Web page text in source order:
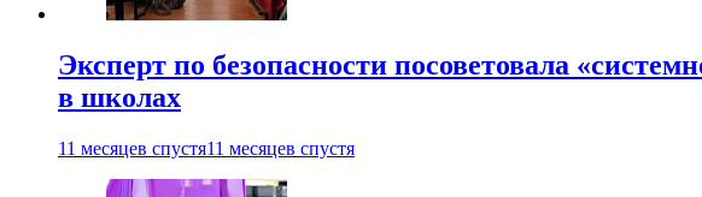
Эксперт по безопасности посоветовала
в школах
11 месяцев спустя11 месяцев спустя